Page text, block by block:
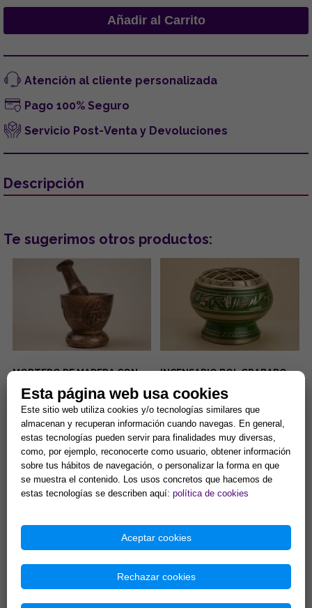
Atención al cliente personalizada
Pago 100% Seguro
Servicio Post-Venta y Devoluciones
Descripción
Te sugerimos otros productos:
MORTERO DE MADERA CON
GRMS)
El mortero de madera con
pentagrama de 8 x 10 cm (150
gramos) es una herramienta
esotérica para el uso en alta...
14,90 €
Comprar
INCENSARIO BOL GRABADO
...
13,94 €
Comprar
INCENSARIO MADERA
INCENSARIOS DE MADERA 25,5
Esta página web usa cookies
Este sitio web utiliza cookies y/o tecnologías similares que
almacenan y recuperan información cuando navegas. En general,
estas tecnologías pueden servir para finalidades muy diversas,
como, por ejemplo, reconocerte como usuario, obtener información
sobre tus hábitos de navegación, o personalizar la forma en que
se muestra el contenido. Los usos concretos que hacemos de
estas tecnologías se describen aquí: política de cookies
Aceptar cookies
Rechazar cookies